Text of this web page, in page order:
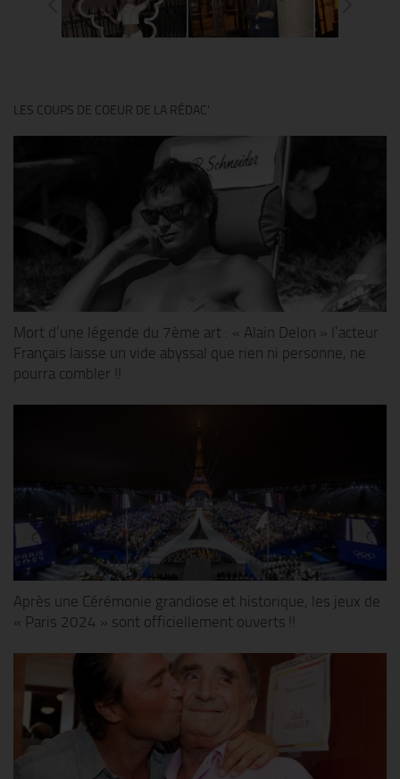
LES COUPS DE COEUR DE LA RÉDAC’
Mort d’une légende du 7ème art : « Alain Delon » l’acteur
Français laisse un vide abyssal que rien ni personne, ne
pourra combler !!
Après une Cérémonie grandiose et historique, les jeux de
« Paris 2024 » sont officiellement ouverts !!